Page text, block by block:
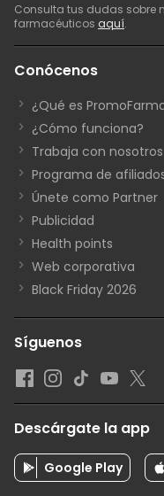
Consulta tus dudas sobre
farmacéuticos aquí.
Conócenos
¿Qué es
¿Cómo funciona?
Trabaja con nosotros
Programa de
Únete como Partner
Publicidad
Health points
Web corporativa
Black Friday 2026
Síguenos
Descárgate la app
Google Play